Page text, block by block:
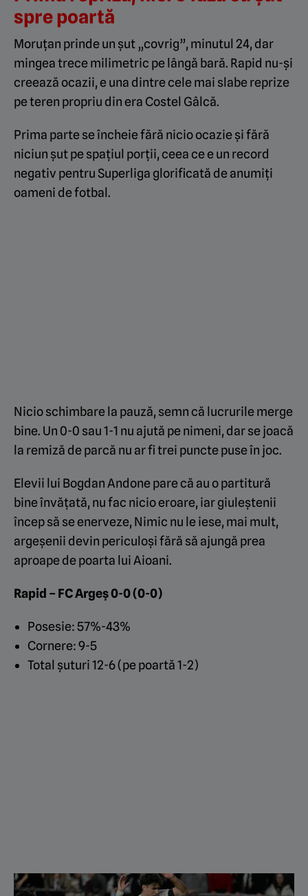
spre poartă
Moruțan prinde un șut „covrig”, minutul 24, dar
mingea trece milimetric pe lângă bară. Rapid nu-și
creează ocazii, e una dintre cele mai slabe reprize
pe teren propriu din era Costel Gâlcă.
Prima parte se încheie fără nicio ocazie și fără
niciun șut pe spațiul porții, ceea ce e un record
negativ pentru Superliga glorificată de anumiți
oameni de fotbal.
Nicio schimbare la pauză, semn că lucrurile merge
bine. Un 0-0 sau 1-1 nu ajută pe nimeni, dar se joacă
la remiză de parcă nu ar fi trei puncte puse în joc.
Elevii lui Bogdan Andone pare că au o partitură
bine învățată, nu fac nicio eroare, iar giuleștenii
încep să se enerveze, Nimic nu le iese, mai mult,
argeșenii devin periculoși fără să ajungă prea
aproape de poarta lui Aioani.
Rapid – FC Argeș 0-0 (0-0)
Posesie: 57%-43%
Cornere: 9-5
Total șuturi 12-6 (pe poartă 1-2)